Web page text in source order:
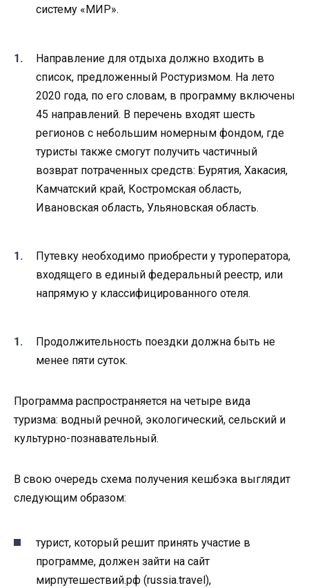
систему «МИР».
Направление для отдыха должно входить в
список, предложенный Ростуризмом. На лето
2020 года, по его словам, в программу включены
45 направлений. В перечень входят шесть
регионов с небольшим номерным фондом, где
туристы также смогут получить частичный
возврат потраченных средств: Бурятия, Хакасия,
Камчатский край, Костромская область,
Ивановская область, Ульяновская область.
Путевку необходимо приобрести у туроператора,
входящего в единый федеральный реестр, или
напрямую у классифицированного отеля.
Продолжительность поездки должна быть не
менее пяти суток.
Программа распространяется на четыре вида
туризма: водный речной, экологический, сельский и
культурно-познавательный.
В свою очередь схема получения кешбэка выглядит
следующим образом:
турист, который решит принять участие в
программе, должен зайти на сайт
мирпутешествий.рф (russia.travel),